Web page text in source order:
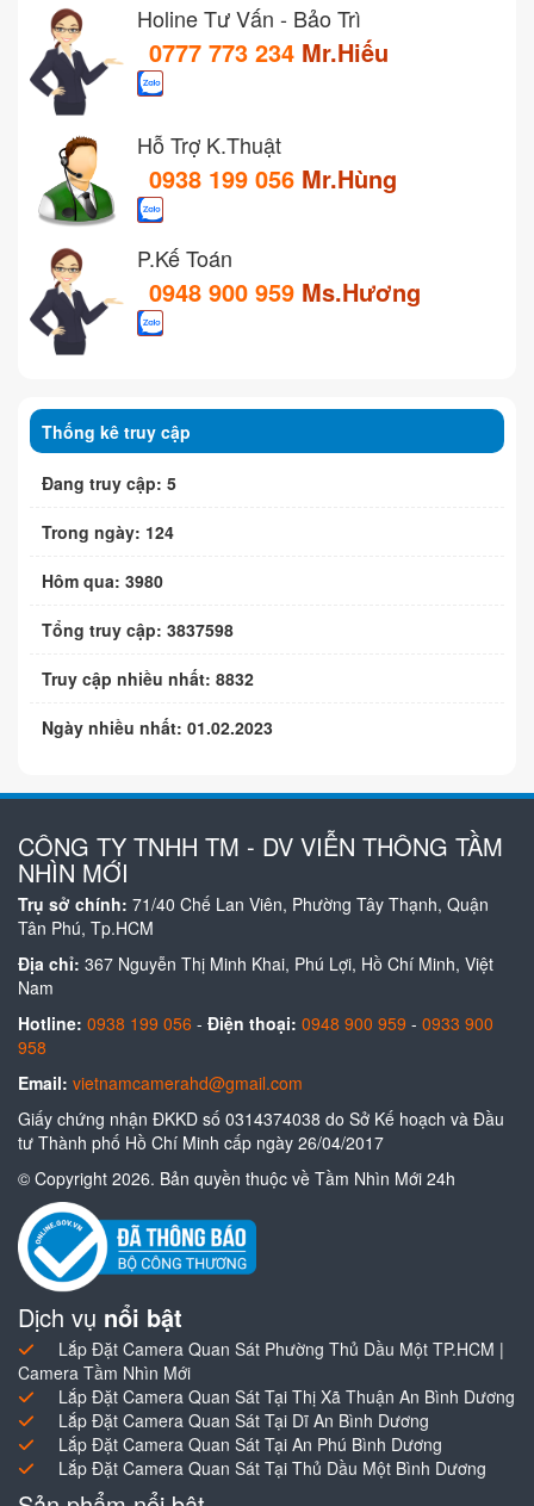
Holine Tư Vấn - Bảo Trì
0777 773 234 Mr.Hiếu
Hỗ Trợ K.Thuật
0938 199 056 Mr.Hùng
P.Kế Toán
0948 900 959 Ms.Hương
Thống kê truy cập
Đang truy cập: 5
Trong ngày: 124
Hôm qua: 3980
Tổng truy cập: 3837598
Truy cập nhiều nhất: 8832
Ngày nhiều nhất: 01.02.2023
CÔNG TY TNHH TM - DV VIỄN THÔNG TẦM
NHÌN MỚI
Trụ sở chính: 71/40 Chế Lan Viên, Phường Tây Thạnh, Quận
Tân Phú, Tp.HCM
Địa chỉ: 367 Nguyễn Thị Minh Khai, Phú Lợi, Hồ Chí Minh, Việt
Nam
Hotline: 0938 199 056 - Điện thoại: 0948 900 959 - 0933 900
958
Email: vietnamcamerahd@gmail.com
Giấy chứng nhận ĐKKD số 0314374038 do Sở Kế hoạch và Đầu
tư Thành phố Hồ Chí Minh cấp ngày 26/04/2017
© Copyright 2026. Bản quyền thuộc về Tầm Nhìn Mới 24h
Dịch vụ nổi bật
Lắp Đặt Camera Quan Sát Phường Thủ Dầu Một TP.HCM |
Camera Tầm Nhìn Mới
Lắp Đặt Camera Quan Sát Tại Thị Xã Thuận An Bình Dương
Lắp Đặt Camera Quan Sát Tại Dĩ An Bình Dương
Lắp Đặt Camera Quan Sát Tại An Phú Bình Dương
Lắp Đặt Camera Quan Sát Tại Thủ Dầu Một Bình Dương